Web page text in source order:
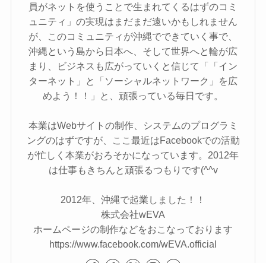
員がネットを使うことで生まれてくるはずのコミ
ュニティ」の実現はまだまだ遠いかもしれません
が、このコミュニティが沖縄でできていく事で、
沖縄という島から日本へ、そして世界へと輪が広
まり、ビジネスも広がっていくと信じて「「イン
ターネット」と「ソーシャルネットワーク」を広
めよう！！」と、頑張っている毎日です。
本業はWebサイトの制作、システムのプログラミ
ングのはずですが、ここ最近はFacebookでの活動
が忙しく本業がおろそかになっています。2012年
は仕事もきちんと頑張るつもりです(^^v
2012年、沖縄で起業しました！！
株式会社wEVA
ホームページの制作などをおこなっております
https://www.facebook.com/wEVA.official